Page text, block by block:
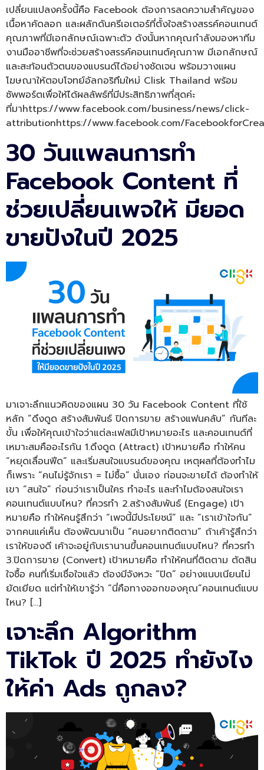
เปลี่ยนแปลงครั้งนี้คือ Facebook ต้องการลดความสำคัญของ
เนื้อหาคัดลอก และผลักดันครีเอเตอร์ที่ตั้งใจสร้างสรรค์คอนเทนต์
คุณภาพที่มีเอกลักษณ์เฉพาะตัว ดังนั้นหากคุณกำลังมองหาทีม
งานมืออาชีพที่จะช่วยสร้างสรรค์คอนเทนต์คุณภาพ มีเอกลักษณ์
และสะท้อนตัวตนของแบรนด์ได้อย่างชัดเจน พร้อมวางแผน
โฆษณาให้ตอบโจทย์อัลกอริทึมใหม่ Clisk Thailand พร้อม
ซัพพอร์ตเพื่อให้ได้ผลลัพธ์ที่มีประสิทธิภาพที่สุดค่ะ
ที่มาhttps://www.facebook.com/business/news/click-
attributionhttps://www.facebook.com/
30 วันแพลนการทำ
Facebook Content ที่
ช่วยเปลี่ยนเพจให้ มียอด
ขายปังในปี 2025
มาเจาะลึกแนวคิดของแผน 30 วัน Facebook Content ที่ใช้
หลัก “ดึงดูด สร้างสัมพันธ์ ปิดการขาย สร้างแฟนคลับ” กันทีละ
ขั้น เพื่อให้คุณเข้าใจว่าแต่ละเฟสมีเป้าหมายอะไร และคอนเทนต์ที่
เหมาะสมคืออะไรกัน 1.ดึงดูด (Attract) เป้าหมายคือ ทำให้คน
“หยุดเลื่อนฟีด” และเริ่มสนใจแบรนด์ของคุณ เหตุผลที่ต้องทำไม
ก็เพราะ “คนไม่รู้จักเรา = ไม่ซื้อ” นั่นเอง ก่อนจะขายได้ ต้องทำให้
เขา “สนใจ” ก่อนว่าเราเป็นใคร ทำอะไร และทำไมต้องสนใจเรา
คอนเทนต์แบบไหน? ที่ควรทำ 2.สร้างสัมพันธ์ (Engage) เป้า
หมายคือ ทำให้คนรู้สึกว่า “เพจนี้มีประโยชน์” และ “เราเข้าใจกัน”
จากคนแค่เห็น ต้องพัฒนาเป็น “คนอยากติดตาม” ถ้าเค้ารู้สึกว่า
เราให้ของดี เค้าจะอยู่กับเรานานขึ้นคอนเทนต์แบบไหน? ที่ควรทำ
3.ปิดการขาย (Convert) เป้าหมายคือ ทำให้คนที่ติดตาม ตัดสิน
ใจซื้อ คนที่เริ่มเชื่อใจแล้ว ต้องมีจังหวะ “ปิด” อย่างแนบเนียนไม่
ยัดเยียด แต่ทำให้เขารู้ว่า “นี่คือทางออกของคุณ”คอนเทนต์แบบ
ไหน? […]
เจาะลึก Algorithm
TikTok ปี 2025 ทำยังไง
ให้ค่า Ads ถูกลง?